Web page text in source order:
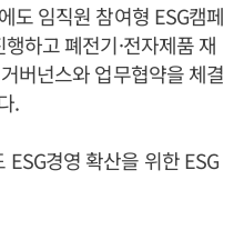
도 임직원 참여형 ESG캠페
하고 폐전기·전자제품 재
버넌스와 업무협약을 체결
.
경영 확산을 위한 ESG